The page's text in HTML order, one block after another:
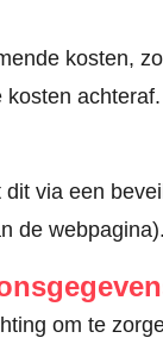
kosten,
kosten achteraf.
via een
de webpagina).
om te